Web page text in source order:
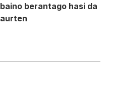
baino berantago hasi da
aurten